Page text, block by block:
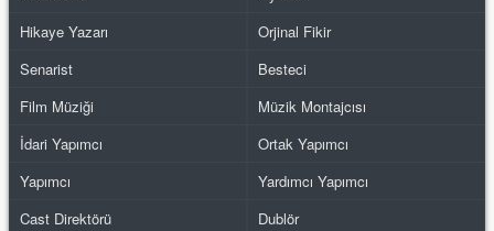
Hikaye Yazarı
Orjinal Fikir
Senarist
Besteci
Film Müziği
Müzik Montajcısı
İdari Yapımcı
Ortak Yapımcı
Yapımcı
Yardımcı Yapımcı
Cast Direktörü
Dublör